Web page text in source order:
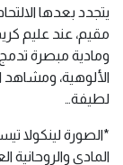
يتجدد بعدها
مقيم، عند عليم
ومادية مبصرة
الألوهية، ومشاهد
لطيفة…
*الصورة لينكولا
المادي والروحانية